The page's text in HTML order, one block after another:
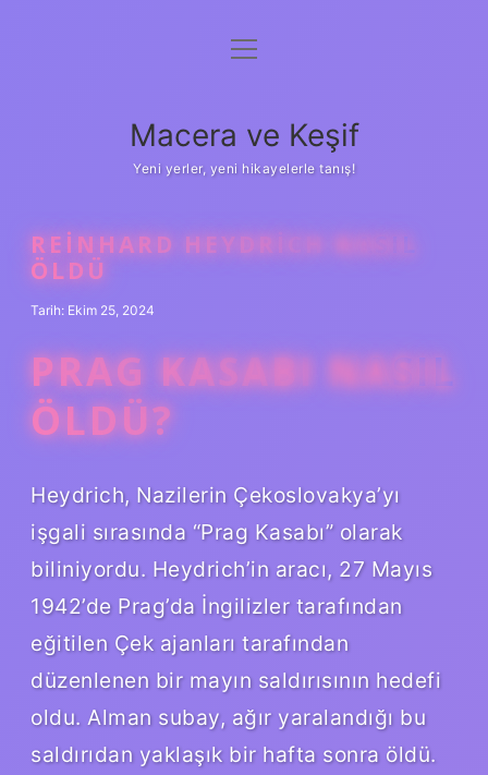
Anasayfa
Yasal Uyarı
menüyü
Macera ve Keşif
Yeni yerler, yeni hikayelerle tanış!
REINHARD HEYDRICH NASIL
ÖLDÜ
Tarih: Ekim 25, 2024
PRAG KASABI NASIL
ÖLDÜ?
Heydrich, Nazilerin Çekoslovakya’yı
işgali sırasında “Prag Kasabı” olarak
biliniyordu. Heydrich’in aracı, 27 Mayıs
1942’de Prag’da İngilizler tarafından
eğitilen Çek ajanları tarafından
düzenlenen bir mayın saldırısının hedefi
oldu. Alman subay, ağır yaralandığı bu
saldırıdan yaklaşık bir hafta sonra öldü.